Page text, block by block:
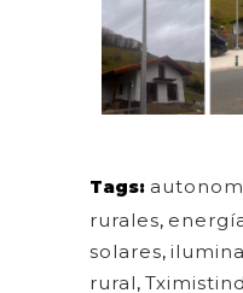
Tags:
rurales,
solares,
rural,